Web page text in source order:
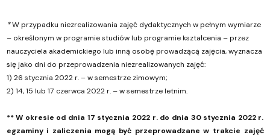
*W przypadku niezrealizowania zajęć dydaktycznych w pełnym wymiarze
– określonym w programie studiów lub programie kształcenia – przez
nauczyciela akademickiego lub inną osobę prowadzącą zajęcia, wyznacza
się jako dni do przeprowadzenia niezrealizowanych zajęć:
1) 26 stycznia 2022 r. – w semestrze zimowym;
2) 14, 15 lub 17 czerwca 2022 r. – w semestrze letnim.
** W okresie od dnia 17 stycznia 2022 r. do dnia 30 stycznia 2022 r.
egzaminy i zaliczenia mogą być przeprowadzane w trakcie zajęć